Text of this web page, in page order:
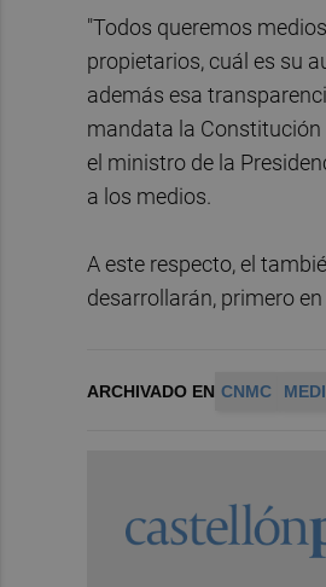
"Todos queremos
propietarios, cuál es su
además esa
mandata la Constitución
el ministro de la
a los medios.
A este respecto, el
desarrollarán, primero
ARCHIVADO EN CNMC